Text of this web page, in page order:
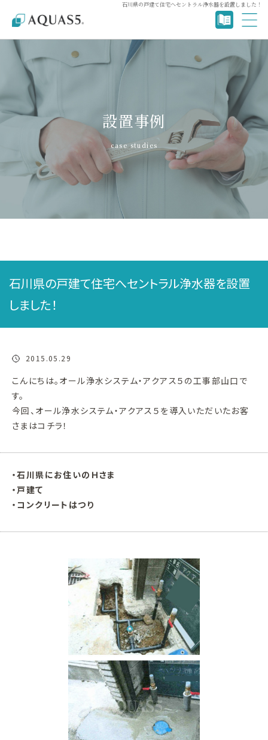
石川県の戸建て住宅へセントラル浄水器を設置しました！
設置事例
case studies
石川県の戸建て住宅へセントラル浄水器を設置
しました！
2015.05.29
こんにちは。オール浄水システム・アクアス５の工事部山口で
す。
今回、オール浄水システム・アクアス５を導入いただいたお客
さまはコチラ！
・石川県にお住いのＨさま
・戸建て
・コンクリートはつり